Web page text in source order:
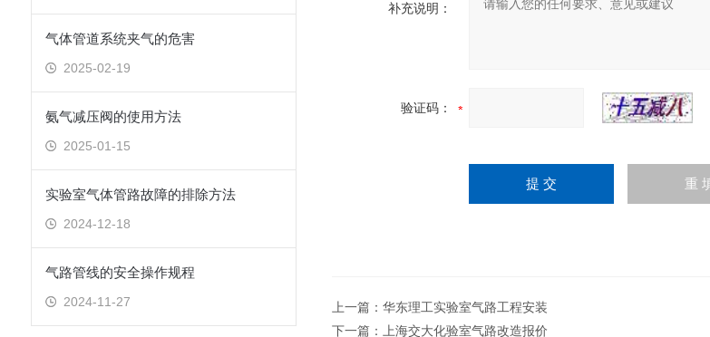
气体管道系统夹气的危害
2025-02-19
氨气减压阀的使用方法
2025-01-15
实验室气体管路故障的排除方法
2024-12-18
气路管线的安全操作规程
2024-11-27
补充说明：
验证码：
上一篇： 华东理工实验室气路工程安装
下一篇：
上海交大化验室气路改造报价